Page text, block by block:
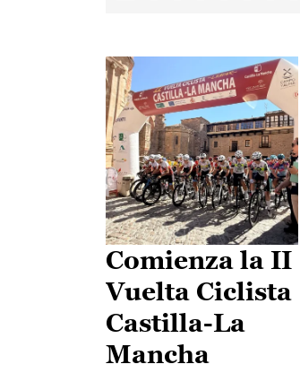
Comienza la II
Vuelta Ciclista
Castilla-La
Mancha